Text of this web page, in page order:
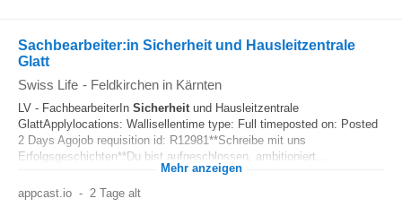
Sachbearbeiter:in Sicherheit und Hausleitzentrale
Glatt
Swiss Life - Feldkirchen in Kärnten
LV - FachbearbeiterIn Sicherheitund Hausleitzentrale
GlattApplylocations: Wallisellentime type: Full timeposted on: Posted
2 Days Agojob requisition id: R12981**Schreibe mit uns
Erfolgsgeschichten**Du bist aufgeschlossen, ambitioniert...
Mehr anzeigen
appcast.io - 2 Tage alt